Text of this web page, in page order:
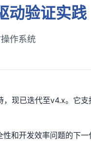
动验证实践
作系统
现已迭代至v4.x。它
和开发效率问题的下一